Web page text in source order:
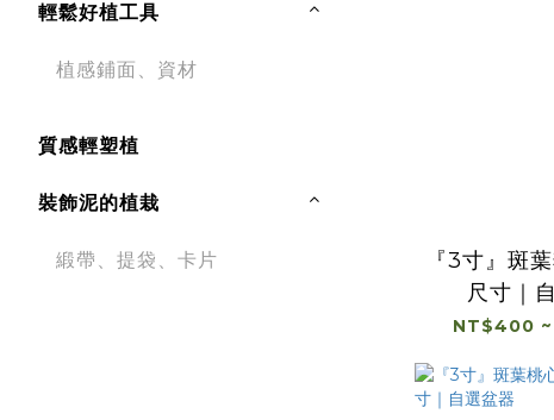
輕鬆好植工具
植感鋪面、資材
質感輕塑植
裝飾泥的植栽
緞帶、提袋、卡片
『3寸』斑
尺寸｜
NT$400